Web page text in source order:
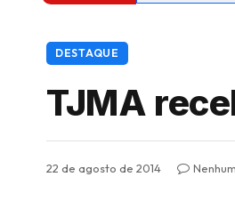
DESTAQUE
TJMA
22 de agosto de 2014